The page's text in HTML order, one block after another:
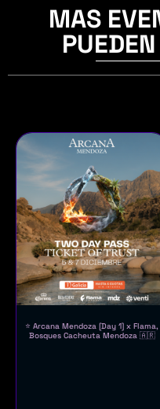
MAS
⭐ Arcana Mendoza [Day 1] x Flama,
Bosques Cacheuta Mendoza 🇦🇷